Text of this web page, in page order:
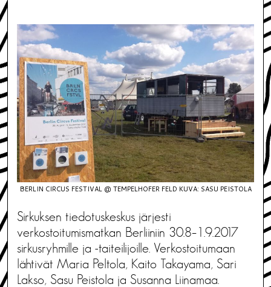
BERLIN CIRCUS FESTIVAL @ TEMPELHOFER FELD KUVA: SASU PEISTOLA
Sirkuksen tiedotuskeskus järjesti
verkostoitumismatkan Berliiniin 30.8–1.9.2017
sirkusryhmille ja -taiteilijoille. Verkostoitumaan
lähtivät Maria Peltola, Kaito Takayama, Sari
Lakso, Sasu Peistola ja Susanna Liinamaa.